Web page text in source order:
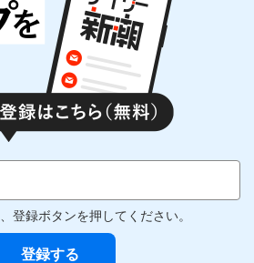
登録ボタンを押してください。